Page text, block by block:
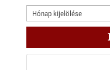
3.000
ÍRÁS